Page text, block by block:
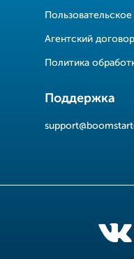
Агентский договор
Политика
Поддержка